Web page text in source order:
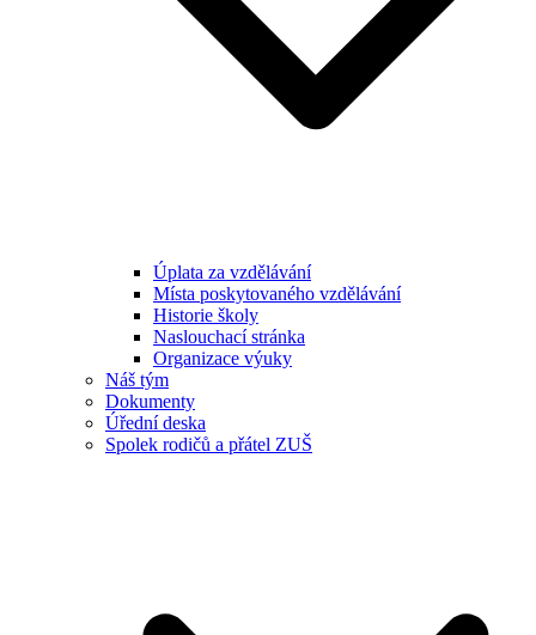
Úplata za vzdělávání
Místa poskytovaného vzdělávání
Historie školy
Naslouchací stránka
Organizace výuky
Náš tým
Dokumenty
Úřední deska
Spolek rodičů a přátel ZUŠ